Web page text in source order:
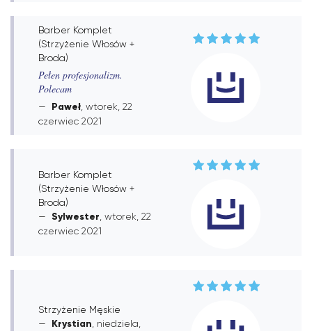
Barber Komplet
(Strzyżenie Włosów +
Broda)
Pełen profesjonalizm.
Polecam
Paweł , wtorek, 22
czerwiec 2021
Barber Komplet
(Strzyżenie Włosów +
Broda)
Sylwester , wtorek, 22
czerwiec 2021
Strzyżenie Męskie
Krystian , niedziela,